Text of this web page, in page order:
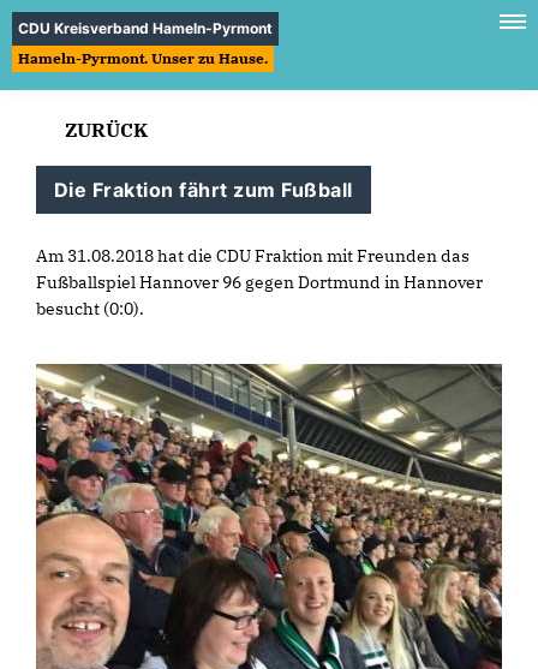
CDU Kreisverband Hameln-Pyrmont
Hameln-Pyrmont. Unser zu Hause.
ZURÜCK
Die Fraktion fährt zum Fußball
Am 31.08.2018 hat die CDU Fraktion mit Freunden das
Fußballspiel Hannover 96 gegen Dortmund in Hannover
besucht (0:0).